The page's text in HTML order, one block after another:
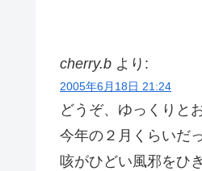
cherry.b より:
2005年6月18日 21:24
どうぞ、ゆっくりと
今年の２月くらいだ
咳がひどい風邪をひ